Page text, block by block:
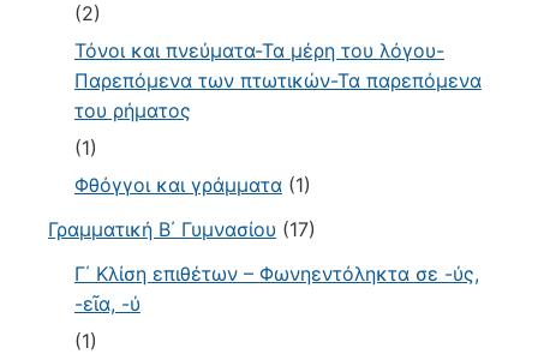
(2)
Τόνοι και πνεύματα-Τα μέρη του λόγου-
Παρεπόμενα των πτωτικών-Τα παρεπόμενα
του ρήματος
(1)
Φθόγγοι και γράμματα(1)
Γραμματική Β΄ Γυμνασίου (17)
Γ΄ Κλίση επιθέτων – Φωνηεντόληκτα σε -ύς,
-εῖα, -ύ
(1)